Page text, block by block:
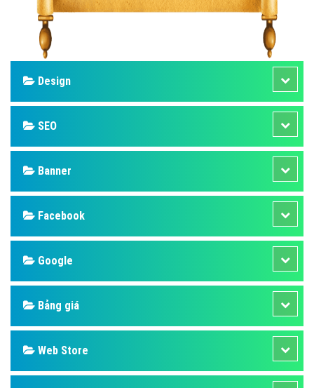
Design
SEO
Banner
Facebook
Google
Bảng giá
Web Store